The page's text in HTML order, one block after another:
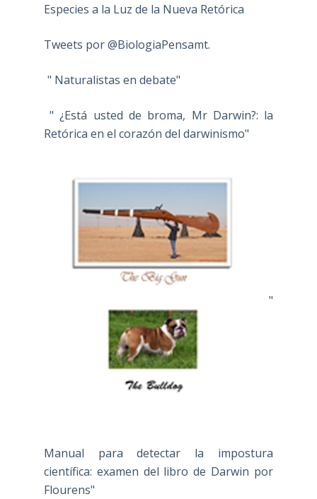
Especies a la Luz de la Nueva Retórica
Tweets por @BiologiaPensamt.
" Naturalistas en debate"
" ¿Está usted de broma, Mr Darwin?: la
Retórica en el corazón del darwinismo"
"
Manual para detectar la impostura
científica: examen del libro de Darwin por
Flourens"